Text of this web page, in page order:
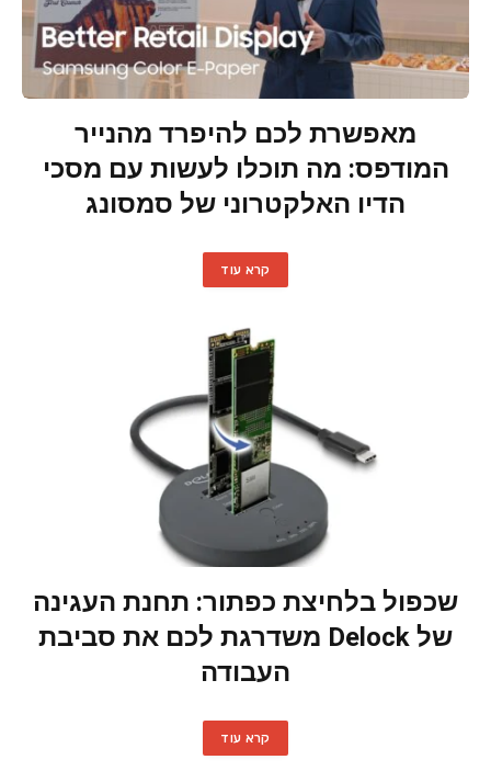
מאפשרת לכם להיפרד מהנייר
המודפס: מה תוכלו לעשות עם מסכי
הדיו האלקטרוני של סמסונג
קרא עוד
שכפול בלחיצת כפתור: תחנת העגינה
של Delock משדרגת לכם את סביבת
העבודה
קרא עוד